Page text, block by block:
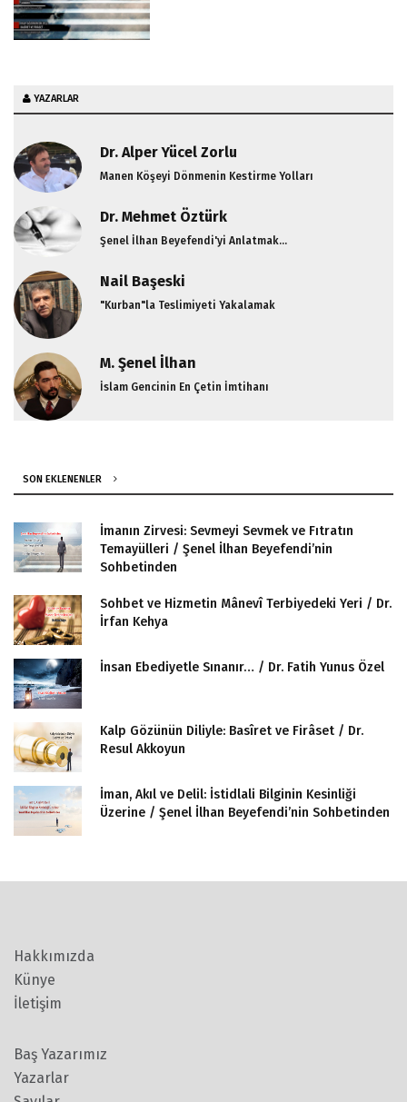
YAZARLAR
Dr. Alper Yücel Zorlu
Manen Köşeyi Dönmenin Kestirme Yolları
Dr. Mehmet Öztürk
Şenel İlhan Beyefendi'yi Anlatmak...
Nail Başeski
"Kurban"la Teslimiyeti Yakalamak
M. Şenel İlhan
İslam Gencinin En Çetin İmtihanı
SON EKLENENLER
İmanın Zirvesi: Sevmeyi Sevmek ve Fıtratın
Temayülleri / Şenel İlhan Beyefendi’nin
Sohbetinden
Sohbet ve Hizmetin Mânevî Terbiyedeki Yeri / Dr.
İrfan Kehya
İnsan Ebediyetle Sınanır… / Dr. Fatih Yunus Özel
Kalp Gözünün Diliyle: Basîret ve Firâset / Dr.
Resul Akkoyun
İman, Akıl ve Delil: İstidlali Bilginin Kesinliği
Üzerine / Şenel İlhan Beyefendi’nin Sohbetinden
Hakkımızda
Künye
İletişim
Baş Yazarımız
Yazarlar